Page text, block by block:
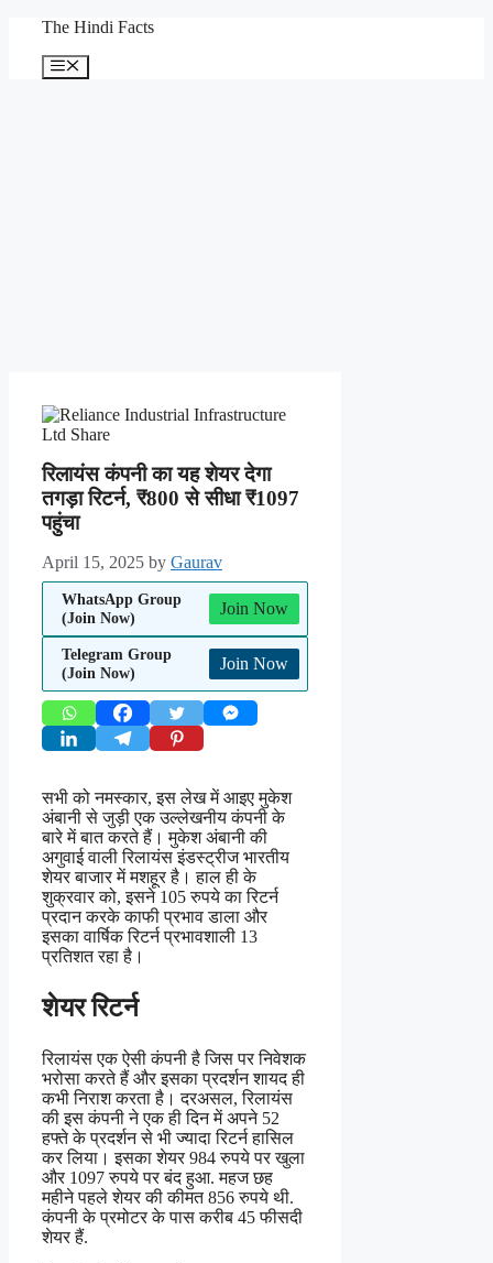
content
The Hindi Facts
Menu
रिलायंस कंपनी का यह शेयर देगा
तगड़ा रिटर्न, ₹800 से सीधा ₹1097
पहुंचा
April 15, 2025 by Gaurav
WhatsApp Group
(Join Now)
Join Now
Telegram Group
(Join Now)
Join Now
सभी को नमस्कार, इस लेख में आइए मुकेश
अंबानी से जुड़ी एक उल्लेखनीय कंपनी के
बारे में बात करते हैं। मुकेश अंबानी की
अगुवाई वाली रिलायंस इंडस्ट्रीज भारतीय
शेयर बाजार में मशहूर है। हाल ही के
शुक्रवार को, इसने 105 रुपये का रिटर्न
प्रदान करके काफी प्रभाव डाला और
इसका वार्षिक रिटर्न प्रभावशाली 13
प्रतिशत रहा है।
शेयर रिटर्न
रिलायंस एक ऐसी कंपनी है जिस पर निवेशक
भरोसा करते हैं और इसका प्रदर्शन शायद ही
कभी निराश करता है। दरअसल, रिलायंस
की इस कंपनी ने एक ही दिन में अपने 52
हफ्ते के प्रदर्शन से भी ज्यादा रिटर्न हासिल
कर लिया। इसका शेयर 984 रुपये पर खुला
और 1097 रुपये पर बंद हुआ. महज छह
महीने पहले शेयर की कीमत 856 रुपये थी.
कंपनी के प्रमोटर के पास करीब 45 फीसदी
शेयर हैं.